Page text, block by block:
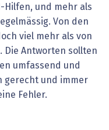
Hilfen, und mehr als
Von den
viel mehr als von
Die Antworten sollten
umfassend und
gerecht und immer
Fehler.